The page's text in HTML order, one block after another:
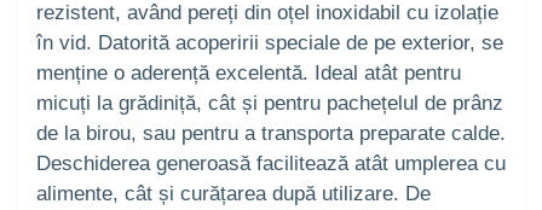
rezistent, având pereți din oțel inoxidabil cu izolație
în vid. Datorită acoperirii speciale de pe exterior, se
menține o aderență excelentă. Ideal atât pentru
micuți la grădiniță, cât și pentru pachețelul de prânz
de la birou, sau pentru a transporta preparate calde.
Deschiderea generoasă facilitează atât umplerea cu
alimente, cât și curățarea după utilizare. De